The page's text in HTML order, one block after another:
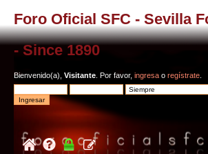
Foro Oficial SFC - Sevilla
- Since 1890
Bienvenido(a), Visitante . Por favor, ingresa o regístrate